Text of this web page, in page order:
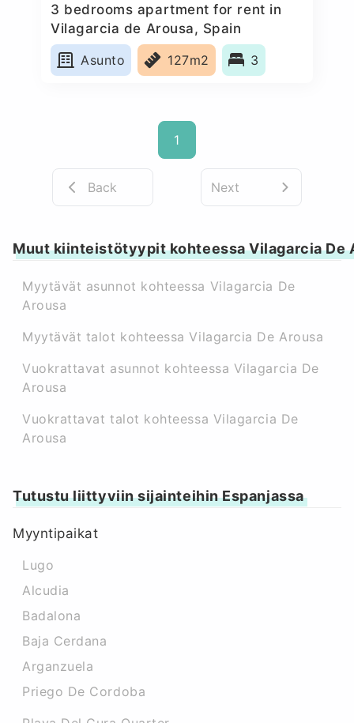
3 bedrooms apartment for rent in
Vilagarcia de Arousa, Spain
Asunto
127m2 3
1
Back Next
Muut kiinteistötyypit kohteessa Vilagarcia De
Myytävät asunnot kohteessa Vilagarcia De
Arousa
Myytävät talot kohteessa Vilagarcia De Arousa
Vuokrattavat asunnot kohteessa Vilagarcia De
Arousa
Vuokrattavat talot kohteessa Vilagarcia De
Arousa
Tutustu liittyviin sijainteihin Espanjassa
Myyntipaikat
Lugo
Alcudia
Badalona
Baja Cerdana
Arganzuela
Priego De Cordoba